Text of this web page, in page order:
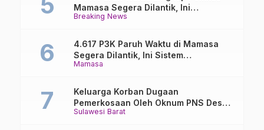
Breaking News
Mamasa Segera Dilantik, Ini
Jadwalnya!
Mamasa
4.617 P3K Paruh Waktu di Mamasa
Segera Dilantik, Ini Sistem
Penggajiannya!
Sulawesi Barat
Keluarga Korban Dugaan
Pemerkosaan Oleh Oknum PNS Desak
Transparansi Kejari Mamasa